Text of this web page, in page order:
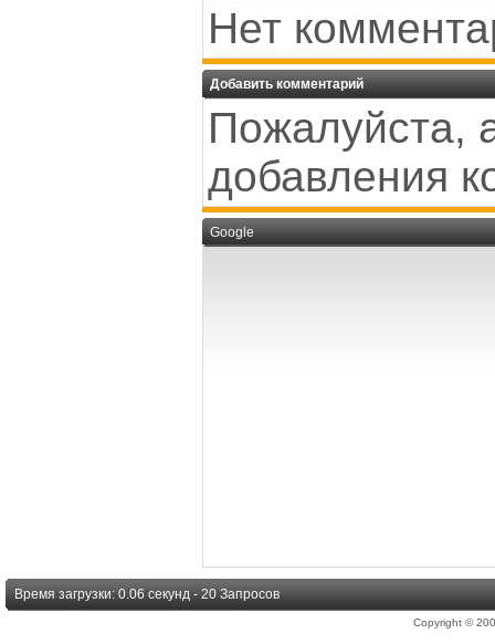
Нет
Добавить комментарий
Пожалуйста,
добавления
Google
Время загрузки: 0.06 секунд - 20 Запросов
Copyright ©